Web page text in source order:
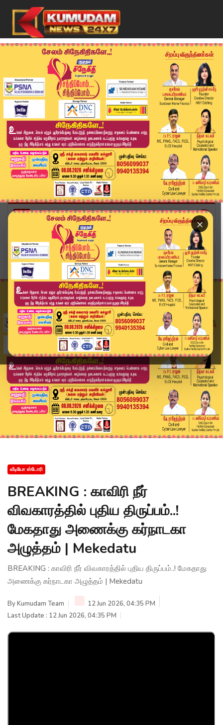
×
Home
வீடியோ ஸ்டோரி
BREAKING : காவிரி நீர் விவகாரத்தில் புதிய திருப...
வீடியோ ஸ்டோரி
BREAKING : காவிரி நீர்
விவகாரத்தில் புதிய திருப்பம்..!
மேகதாது அணைக்கு கர்நாடகா
அழுத்தம் | Mekedatu
BREAKING : காவிரி நீர் விவகாரத்தில் புதிய திருப்பம்..! மேகதாது
அணைக்கு கர்நாடகா அழுத்தம் | Mekedatu
ByKumudam Team
12 Jun 2026, 04:35 PM
Last Update : 12 Jun 2026, 04:35 PM